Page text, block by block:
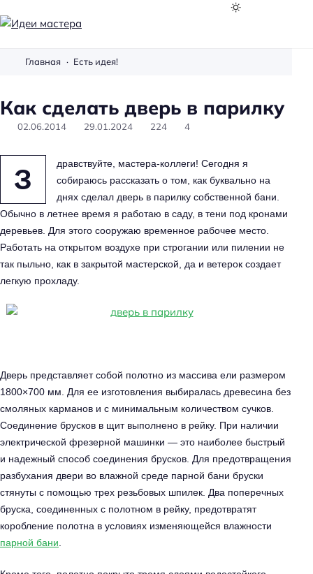
м
т
а
Главная Есть идея!
Как сделать дверь в парилку
02.06.2014 29.01.2024 224 4
З
дравствуйте, мастера-коллеги! Сегодня я
собираюсь рассказать о том, как буквально на
днях сделал дверь в парилкусобственной бани.
Обычно в летнее время я работаю в саду, в тени под кронами
деревьев. Для этого сооружаю временное рабочее место.
Работать на открытом воздухе при строгании или пилении не
так пыльно, как в закрытой мастерской, да и ветерок создает
легкую прохладу.
Дверь представляет собой полотно из массива ели размером
1800×700 мм. Для ее изготовления выбиралась древесина без
смоляных карманов и с минимальным количеством сучков.
Соединение брусков в щит выполнено в рейку. При наличии
электрической фрезерной машинки — это наиболее быстрый
и надежный способ соединения брусков. Для предотвращения
разбухания двери во влажной среде парной бани бруски
стянуты с помощью трех резьбовых шпилек. Два поперечных
бруска, соединенных с полотном в рейку, предотвратят
коробление полотна в условиях изменяющейся влажности
парной бани